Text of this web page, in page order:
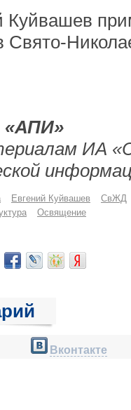
Куйвашев
Свято-
«АПИ»
ИА
Евгений Куйвашев
СвЖД
Освящение
Вконтакте